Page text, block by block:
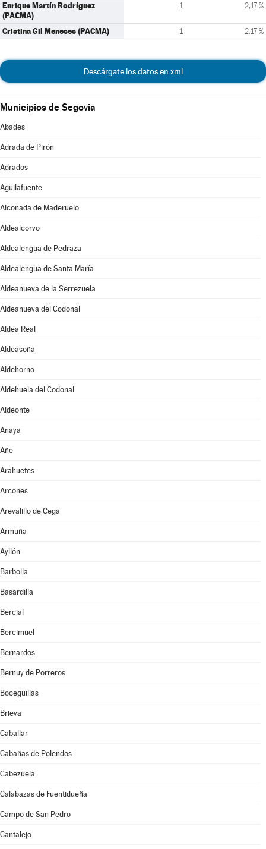
Enrique Martín Rodríguez
(PACMA)
1 2,17 %
Cristina Gil Meneses (PACMA) 1 2,17 %
Descárgate los datos en xml
Municipios de Segovia
Abades
Adrada de Pirón
Adrados
Aguilafuente
Alconada de Maderuelo
Aldealcorvo
Aldealengua de Pedraza
Aldealengua de Santa María
Aldeanueva de la Serrezuela
Aldeanueva del Codonal
Aldea Real
Aldeasoña
Aldehorno
Aldehuela del Codonal
Aldeonte
Anaya
Añe
Arahuetes
Arcones
Arevalillo de Cega
Armuña
Ayllón
Barbolla
Basardilla
Bercial
Bercimuel
Bernardos
Bernuy de Porreros
Boceguillas
Brieva
Caballar
Cabañas de Polendos
Cabezuela
Calabazas de Fuentidueña
Campo de San Pedro
Cantalejo